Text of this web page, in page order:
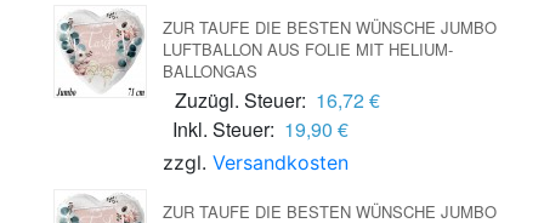
ZUR TAUFE DIE BESTEN WÜNSCHE JUMBO
LUFTBALLON AUS FOLIE MIT HELIUM-
BALLONGAS
Zuzügl. Steuer: 16,72 €
Inkl. Steuer: 19,90 €
zzgl. Versandkosten
ZUR TAUFE DIE BESTEN WÜNSCHE JUMBO